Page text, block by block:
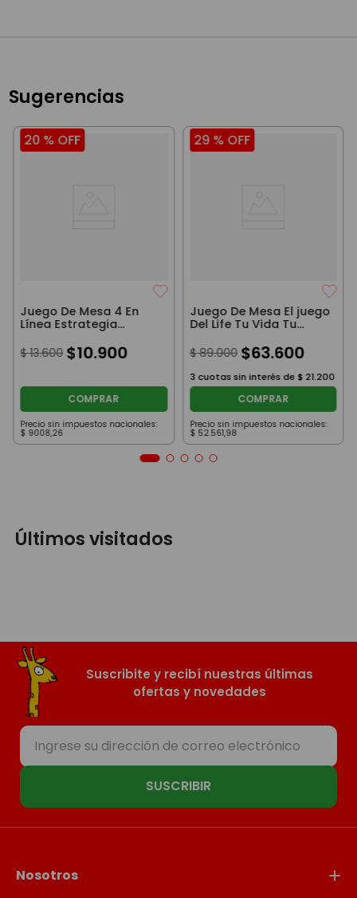
Sugerencias
20 % OFF
Juego De Mesa 4 En
Línea Estrategia
$ 13.600 $10.900
COMPRAR
Precio sin impuestos nacionales:
$ 9008,26
29 % OFF
Juego De Mesa El juego
Del Life Tu Vida Tu
$ 89.000 $63.600
3 cuotas sin interés de $ 21.200
COMPRAR
Precio sin impuestos nacionales:
$ 52.561,98
Últimos visitados
Suscribite y recibí nuestras últimas
ofertas y novedades
SUSCRIBIR
Nosotros